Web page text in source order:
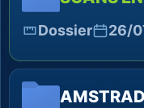
Dossier 26/